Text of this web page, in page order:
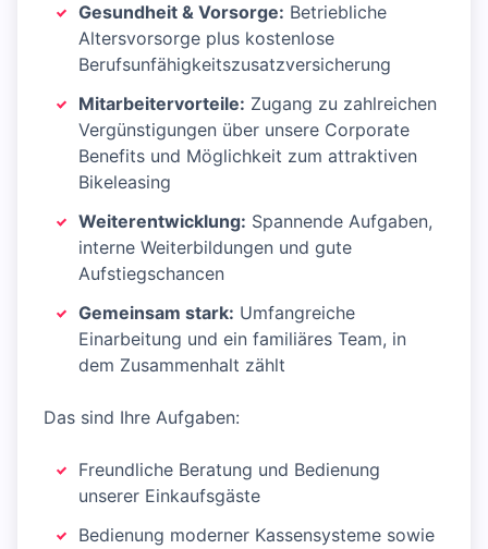
Gesundheit & Vorsorge: Betriebliche
Altersvorsorge plus kostenlose
Berufsunfähigkeitszusatzversicherung
Mitarbeitervorteile: Zugang zu zahlreichen
Vergünstigungen über unsere Corporate
Benefits und Möglichkeit zum attraktiven
Bikeleasing
Weiterentwicklung: Spannende Aufgaben,
interne Weiterbildungen und gute
Aufstiegschancen
Gemeinsam stark: Umfangreiche
Einarbeitung und ein familiäres Team, in
dem Zusammenhalt zählt
Das sind Ihre Aufgaben:
Freundliche Beratung und Bedienung
unserer Einkaufsgäste
Bedienung moderner Kassensysteme sowie